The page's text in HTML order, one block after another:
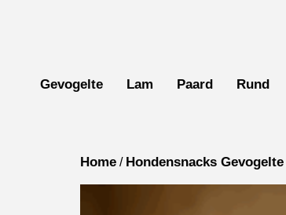
Gevogelte Lam Paard Rund
Home / Hondensnacks Gevogelte